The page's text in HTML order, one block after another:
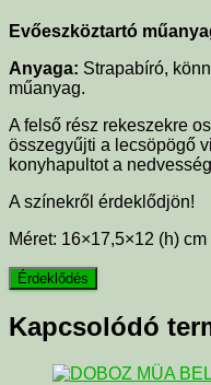
Evőeszköztartó
Anyaga: Strapabíró,
műanyag.
A felső rész rekeszekre
összegyűjti a lecsöpögő
konyhapultot a
A színekről érdeklődjön!
Méret: 16×17,5×12 (h) cm
Kapcsolódó